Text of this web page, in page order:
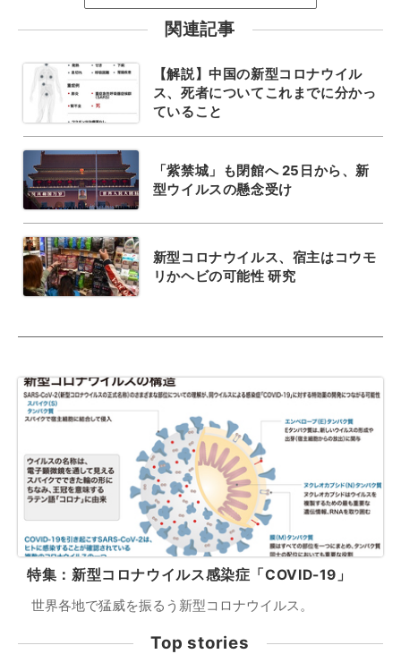
関連記事
【解説】中国の新型コロナウイル
ス、死者についてこれまでに分かっ
ていること
「紫禁城」も閉館へ 25日から、新
型ウイルスの懸念受け
新型コロナウイルス、宿主はコウモ
リかヘビの可能性 研究
特集：新型コロナウイルス感染症「COVID-19」
世界各地で猛威を振るう新型コロナウイルス。
Top stories